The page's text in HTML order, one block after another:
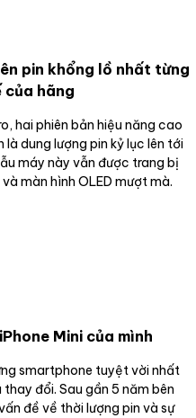
pin khổng lồ nhất từng
hãng
hai phiên bản hiệu năng cao
dung lượng pin kỷ lục lên tới
máy này vẫn được trang bị
màn hình OLED mượt mà.
Mini của mình
smartphone tuyệt vời nhất
đổi. Sau gần 5 năm bên
đề về thời lượng pin và sự